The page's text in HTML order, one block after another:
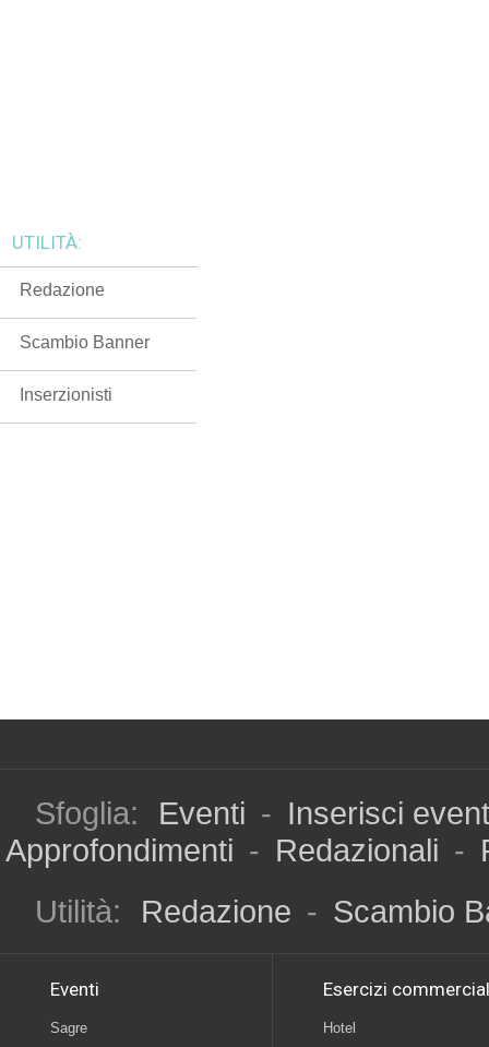
UTILITÀ:
Redazione
Scambio Banner
Inserzionisti
Sfoglia: Eventi - Inserisci
Approfondimenti - Redazionali -
Utilità:
Redazione - Scambio
Eventi
Sagre
Esercizi
Hotel